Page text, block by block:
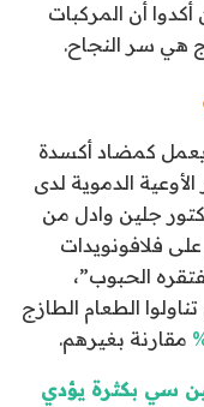
أكدوا أن المركبات
هي سر النجاح.
يعمل كمضاد أكسدة
الدموية لدى
جلين وادل من
فلافونويدات
الحبوب”،
الطعام الطازج
مقارنة بغيرهم.
سي بكثرة يؤدي